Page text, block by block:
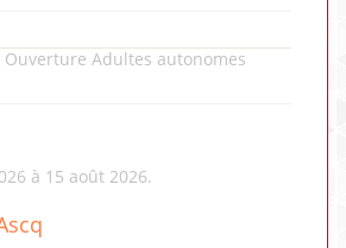
Ouverture Adultes autonomes
à 15 août 2026.